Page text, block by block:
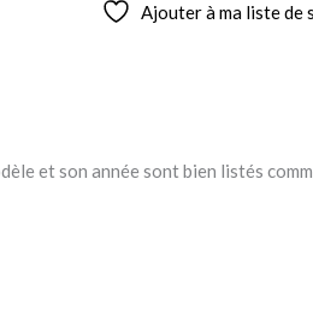
Ajouter à ma liste de
et son année sont bien listés